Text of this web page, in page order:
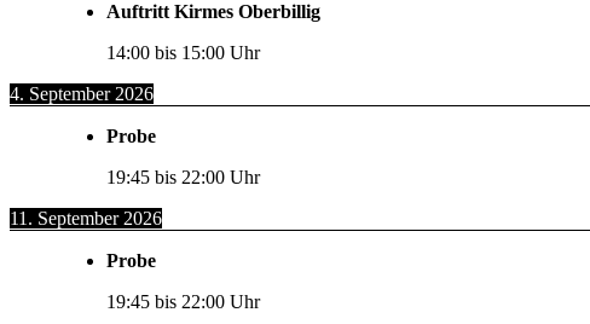
Auftritt Kirmes Oberbillig
14:00 bis 15:00 Uhr
4. September 2026
Probe
19:45 bis 22:00 Uhr
11. September 2026
Probe
19:45 bis 22:00 Uhr